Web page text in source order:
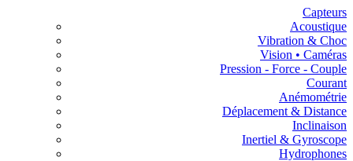
Capteurs
Acoustique
Vibration & Choc
Vision • Caméras
Pression - Force - Couple
Courant
Anémométrie
Déplacement & Distance
Inclinaison
Inertiel & Gyroscope
Hydrophones